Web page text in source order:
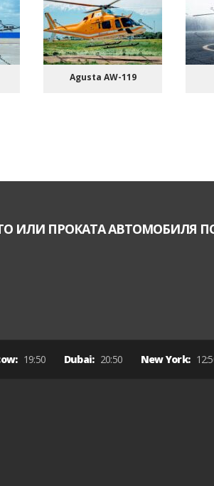
Agusta AW-119
ИЛИ ПРОКАТА АВТОМОБИЛЯ
19:50 Dubai: 20:50 New York: